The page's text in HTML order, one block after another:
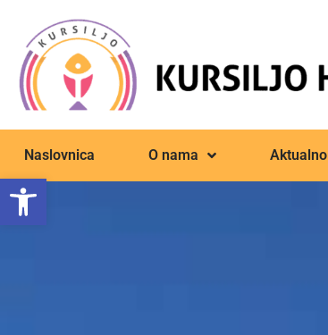
Open toolbar
Naslovnica O nama Aktualno